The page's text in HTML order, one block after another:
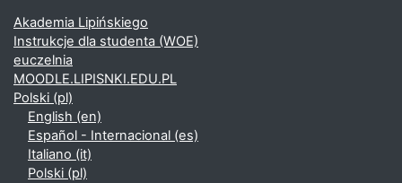
Akademia Lipińskiego
Instrukcje dla studenta (WOE)
euczelnia
MOODLE.LIPISNKI.EDU.PL
Polski ‎(pl)‎
English ‎(en)‎
Español - Internacional ‎(es)‎
Italiano ‎(it)‎
Polski ‎(pl)‎